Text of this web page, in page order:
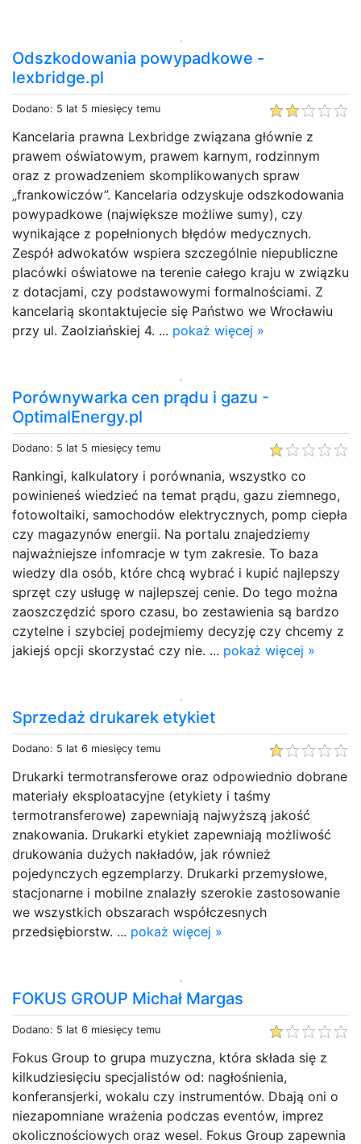
Odszkodowania powypadkowe -
lexbridge.pl
Dodano: 5 lat 5 miesięcy temu
Kancelaria prawna Lexbridge związana głównie z
prawem oświatowym, prawem karnym, rodzinnym
oraz z prowadzeniem skomplikowanych spraw
„frankowiczów”. Kancelaria odzyskuje odszkodowania
powypadkowe (największe możliwe sumy), czy
wynikające z popełnionych błędów medycznych.
Zespół adwokatów wspiera szczególnie niepubliczne
placówki oświatowe na terenie całego kraju w związku
z dotacjami, czy podstawowymi formalnościami. Z
kancelarią skontaktujecie się Państwo we Wrocławiu
przy ul. Zaolziańskiej 4. ... pokaż więcej »
Porównywarka cen prądu i gazu -
OptimalEnergy.pl
Dodano: 5 lat 5 miesięcy temu
Rankingi, kalkulatory i porównania, wszystko co
powinieneś wiedzieć na temat prądu, gazu ziemnego,
fotowoltaiki, samochodów elektrycznych, pomp ciepła
czy magazynów energii. Na portalu znajedziemy
najważniejsze infomracje w tym zakresie. To baza
wiedzy dla osób, które chcą wybrać i kupić najlepszy
sprzęt czy usługę w najlepszej cenie. Do tego można
zaoszczędzić sporo czasu, bo zestawienia są bardzo
czytelne i szybciej podejmiemy decyzję czy chcemy z
jakiejś opcji skorzystać czy nie. ... pokaż więcej »
Sprzedaż drukarek etykiet
Dodano: 5 lat 6 miesięcy temu
Drukarki termotransferowe oraz odpowiednio dobrane
materiały eksploatacyjne (etykiety i taśmy
termotransferowe) zapewniają najwyższą jakość
znakowania. Drukarki etykiet zapewniają możliwość
drukowania dużych nakładów, jak również
pojedynczych egzemplarzy. Drukarki przemysłowe,
stacjonarne i mobilne znalazły szerokie zastosowanie
we wszystkich obszarach współczesnych
przedsiębiorstw. ... pokaż więcej »
FOKUS GROUP Michał Margas
Dodano: 5 lat 6 miesięcy temu
Fokus Group to grupa muzyczna, która składa się z
kilkudziesięciu specjalistów od: nagłośnienia,
konferansjerki, wokalu czy instrumentów. Dbają oni o
niezapomniane wrażenia podczas eventów, imprez
okolicznościowych oraz wesel. Fokus Group zapewnia